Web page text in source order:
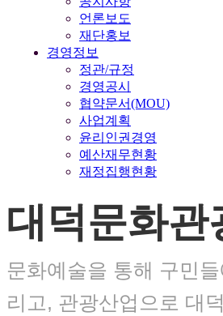
언론보도
재단홍보
경영정보
정관/규정
경영공시
협약문서(MOU)
사업계획
윤리인권경영
예산재무현황
재정집행현황
대덕문화관
문화예술을 통해 구민
리고, 관광산업으로 대